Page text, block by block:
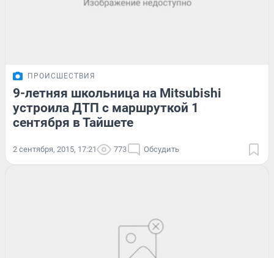
ПРОИСШЕСТВИЯ
9-летняя школьница на Mitsubishi
устроила ДТП с маршруткой 1
сентября в Тайшете
2 сентября, 2015, 17:21 773 Обсудить